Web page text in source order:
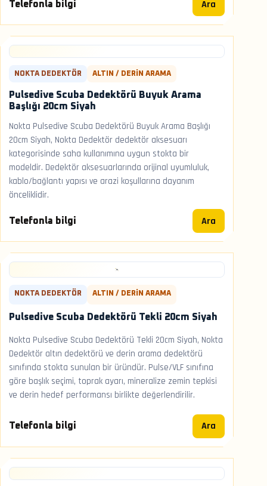
Telefonla bilgi Ara
NOKTA DEDEKTÖR ALTIN / DERIN ARAMA
Pulsedive Scuba Dedektörü Buyuk Arama
Başlığı 20cm Siyah
Nokta Pulsedive Scuba Dedektörü Buyuk Arama Başlığı
20cm Siyah, Nokta Dedektör dedektör aksesuarı
kategorisinde saha kullanımına uygun stokta bir
modeldir. Dedektör aksesuarlarında orijinal uyumluluk,
kablo/bağlantı yapısı ve arazi koşullarına dayanım
önceliklidir.
Telefonla bilgi Ara
NOKTA DEDEKTÖR ALTIN / DERIN ARAMA
Pulsedive Scuba Dedektörü Tekli 20cm Siyah
Nokta Pulsedive Scuba Dedektörü Tekli 20cm Siyah, Nokta
Dedektör altın dedektörü ve derin arama dedektörü
sınıfında stokta sunulan bir üründür. Pulse/VLF sınıfına
göre başlık seçimi, toprak ayarı, mineralize zemin tepkisi
ve derin hedef performansı birlikte değerlendirilir.
Telefonla bilgi Ara